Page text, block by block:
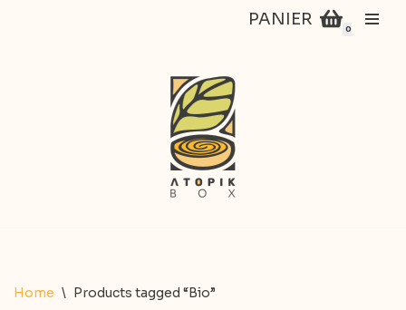
PANIER
0
Home \ Products tagged “Bio”